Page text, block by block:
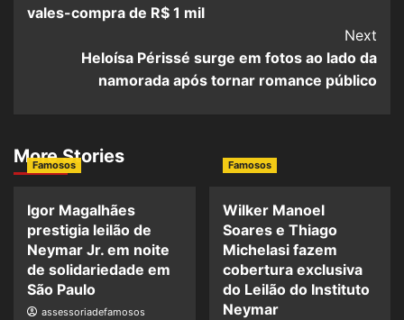
vales-compra de R$ 1 mil
Next
Heloísa Périssé surge em fotos ao lado da
namorada após tornar romance público
More Stories
Famosos
Igor Magalhães
prestigia leilão de
Neymar Jr. em noite
de solidariedade em
São Paulo
assessoriadefamosos
Famosos
Wilker Manoel
Soares e Thiago
Michelasi fazem
cobertura exclusiva
do Leilão do Instituto
Neymar